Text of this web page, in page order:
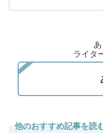
ライタ
他のおすすめ記事を読